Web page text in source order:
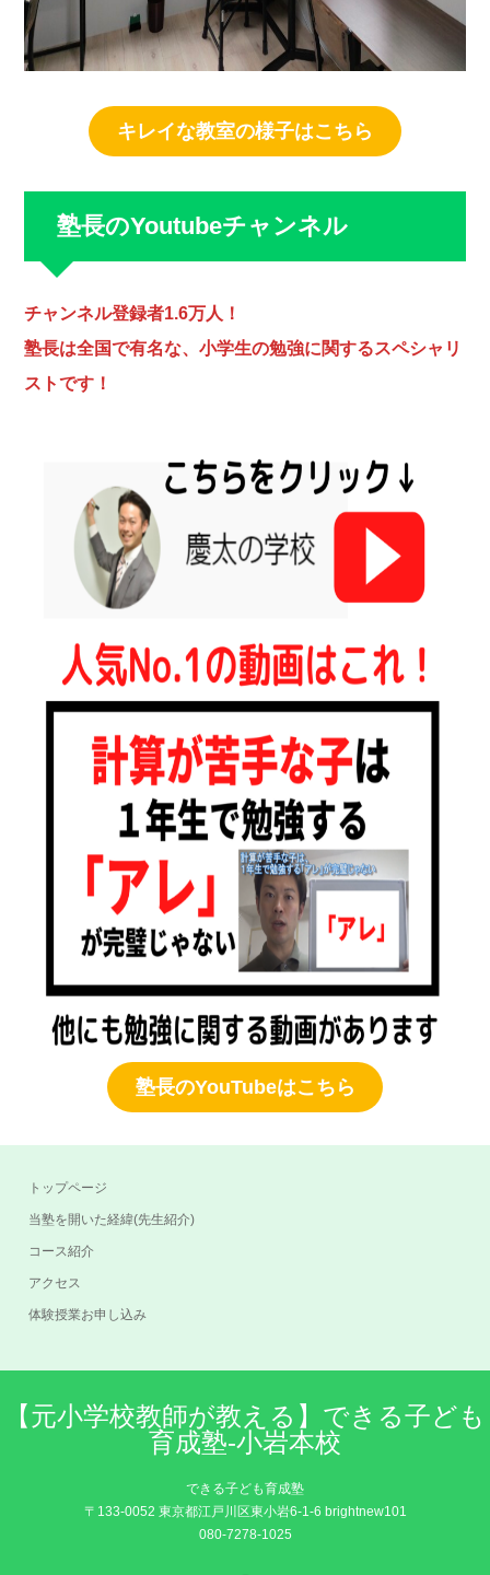
キレイな教室の様子はこちら
塾長のYoutubeチャンネル
チャンネル登録者1.6万人！
塾長は全国で有名な、小学生の勉強に関するスペシャリ
ストです！
塾長のYouTubeはこちら
トップページ
当塾を開いた経緯(先生紹介)
コース紹介
アクセス
体験授業お申し込み
【元小学校教師が教える】できる子ども
育成塾-小岩本校
できる子ども育成塾
〒133-0052 東京都江戸川区東小岩6-1-6 brightnew101
080-7278-1025